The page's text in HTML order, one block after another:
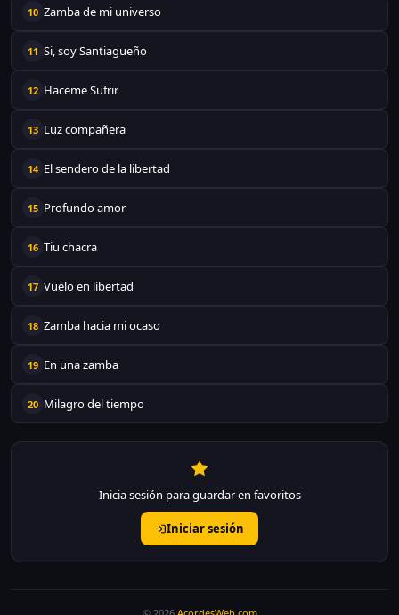
10 Zamba de mi universo
11 Si, soy Santiagueño
12 Haceme Sufrir
13 Luz compañera
14 El sendero de la libertad
15 Profundo amor
16 Tiu chacra
17 Vuelo en libertad
18 Zamba hacia mi ocaso
19 En una zamba
20 Milagro del tiempo
Inicia sesión para guardar en favoritos
Iniciar sesión